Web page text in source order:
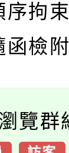
拘束
函檢
覽群